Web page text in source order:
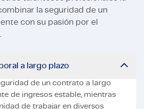
la seguridad de un
con su pasión por el
a largo plazo
de un contrato a largo
de ingresos estable, mientras
de trabajar en diversos